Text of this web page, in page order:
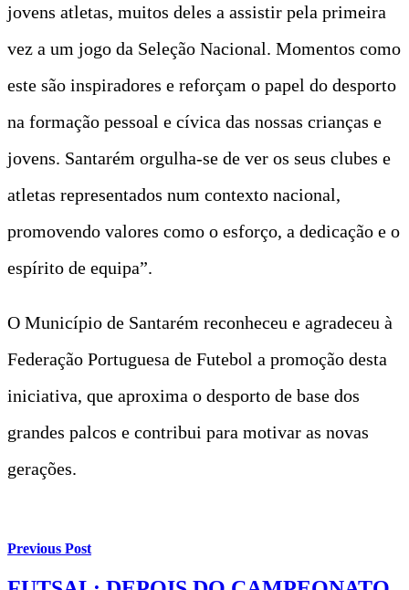
jovens atletas, muitos deles a assistir pela primeira
vez a um jogo da Seleção Nacional. Momentos como
este são inspiradores e reforçam o papel do desporto
na formação pessoal e cívica das nossas crianças e
jovens. Santarém orgulha-se de ver os seus clubes e
atletas representados num contexto nacional,
promovendo valores como o esforço, a dedicação e o
espírito de equipa”.
O Município de Santarém reconheceu e agradeceu à
Federação Portuguesa de Futebol a promoção desta
iniciativa, que aproxima o desporto de base dos
grandes palcos e contribui para motivar as novas
gerações.
Previous Post